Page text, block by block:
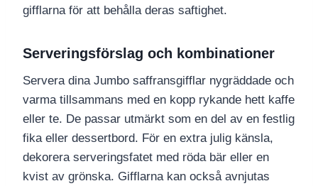
gifflarna för att behålla deras saftighet.
Serveringsförslag och kombinationer
Servera dina Jumbo saffransgifflar nygräddade och
varma tillsammans med en kopp rykande hett kaffe
eller te. De passar utmärkt som en del av en festlig
fika eller dessertbord. För en extra julig känsla,
dekorera serveringsfatet med röda bär eller en
kvist av grönska. Gifflarna kan också avnjutas